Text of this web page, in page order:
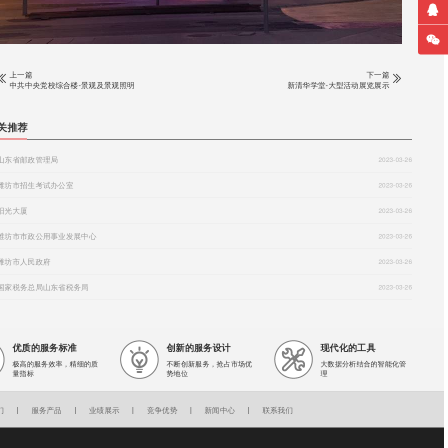
上一篇
中共中央党校综合楼-景观及景观照明
下一篇
新清华学堂-大型活动展览展示
推荐
东省邮政管理局 2023-03-26
坊市招生考试办公室 2023-03-26
光大厦 2023-03-26
坊市市政公用事业发展中心 2023-03-26
坊市人民政府 2023-03-26
家税务总局山东省税务局 2023-03-26
优质的服务标准
极高的服务效率，精细的质
量指标
创新的服务设计
不断创新服务，抢占市场优
势地位
现代化的工具
大数据分析结合的智能化管
理
| 服务产品 | 业绩展示 | 竞争优势 | 新闻中心 | 联系我们
在线
咨询
QQ咨
询